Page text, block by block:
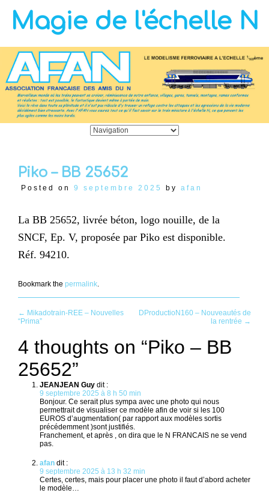
Magie de l'échelle N
Piko – BB 25652
Posted on 9 septembre 2025 by afan
La BB 25652, livrée béton, logo nouille, de la
SNCF, Ep. V, proposée par Piko est disponible.
Réf. 94210.
Bookmark the permalink.
Post
navigation
← Mikadotrain-REE – Nouvelles
“Prima”
DProductioN160 – Nouveautés de
la rentrée →
4 thoughts on “Piko – BB
25652”
JEANJEAN Guy dit :
9 septembre 2025 à 8 h 50 min
Bonjour. Ce serait plus sympa avec une photo qui nous
permettrait de visualiser ce modèle afin de voir si les 100
EUROS d’augmentation( par rapport aux modèles sortis
précédemment )sont justifiés.
Franchement, et après , on dira que le N FRANCAIS ne se vend
pas.
afan dit :
9 septembre 2025 à 13 h 32 min
Certes, certes, mais pour placer une photo il faut d’abord acheter
le modèle…